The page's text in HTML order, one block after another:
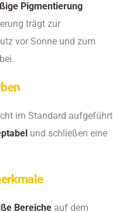
Pigmentierung
trägt zur
vor Sonne und zum
im Standard aufgeführt
und schließen eine
Bereiche auf dem